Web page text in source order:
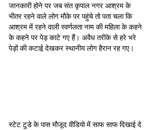
जानकारी होने पर जब संत कृपाल नगर आश्रम के
भीतर रहने वाले लोग मौके पर पहुंचे तो पता चला कि
आश्रम में रहने वाली स्वर्णलता नाम की महिला के कहने
के कहने पर पेड़ काटे गए हैं। अवैध तरीके से हरे भरे
पेड़ों की कटाई देखकर स्थानीय लोग हैरान रह गए।
स्टेट टुडे के पास मौजूद वीडियो में साफ साफ दिखाई दे